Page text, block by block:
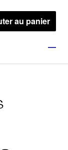
au panier